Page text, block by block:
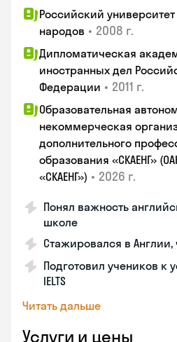
Российский
народов • 2008 г.
Дипломатическая
иностранных дел
Федерации • 2011 г.
Образовательная
некоммерческая
дополнительного
образования «СКАЕНГ»
«СКАЕНГ») • 2026 г.
Понял важность
школе
Стажировался в Англии,
Подготовил учеников к
IELTS
Читать дальше
Услуги и цены